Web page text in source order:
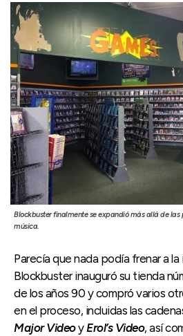
Blockbuster finalmente se expandió más allá de las
música.
Parecía que nada podía frenar a
Blockbuster inauguró su tienda
de los años 90 y compró varios
en el proceso, incluidas las
Major VideoyErol’s Video, así